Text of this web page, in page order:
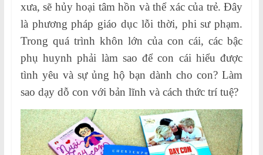
xưa, sẽ hủy hoại tâm hồn và thể xác của trẻ. Đây
là phương pháp giáo dục lỗi thời, phi sư phạm.
Trong quá trình khôn lớn của con cái, các bậc
phụ huynh phải làm sao để con cái hiểu được
tình yêu và sự ủng hộ bạndành cho con? Làm
sao dạy dỗ con với bản lĩnh và cách thức trí tuệ?